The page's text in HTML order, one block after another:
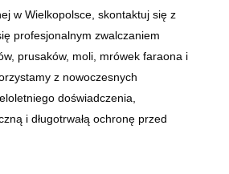
w Wielkopolsce, skontaktuj się z
profesjonalnym zwalczaniem
prusaków, moli, mrówek faraona i
z nowoczesnych
doświadczenia,
i długotrwałą ochronę przed